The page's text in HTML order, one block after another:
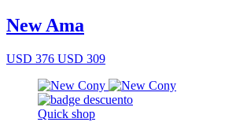
New Ama
USD 376 USD 309
Quick shop